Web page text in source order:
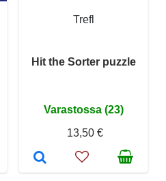
Trefl
Hit the Sorter puzzle
Varastossa (23)
13,50 €